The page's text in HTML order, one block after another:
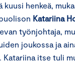
henkeä,
Katariina
työnjohtaja,
joukossa ja
Katariina itse tuli